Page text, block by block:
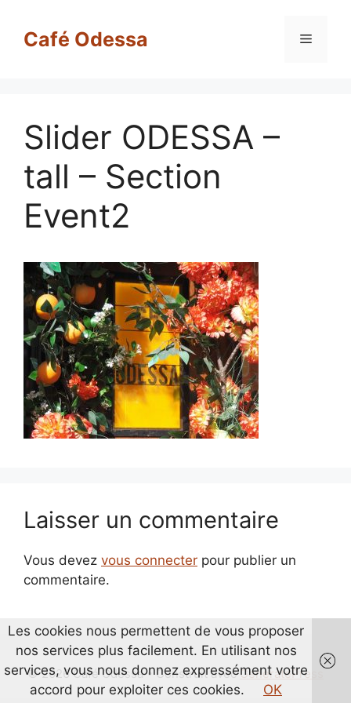
Café Odessa
Slider ODESSA –
tall – Section
Event2
Laisser un commentaire
Vous devez vous connecter pour publier un
commentaire.
© 2026 Café Odessa• Construit avecGeneratePress
Les cookies nous permettent de vous proposer
nos services plus facilement. En utilisant nos
services, vous nous donnez expressément votre
accord pour exploiter ces cookies.
OK